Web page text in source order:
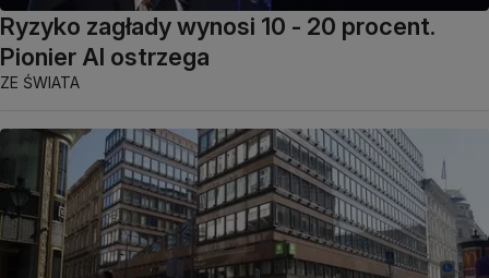
Ryzyko zagłady wynosi 10 - 20 procent.
Pionier AI ostrzega
ZE ŚWIATA